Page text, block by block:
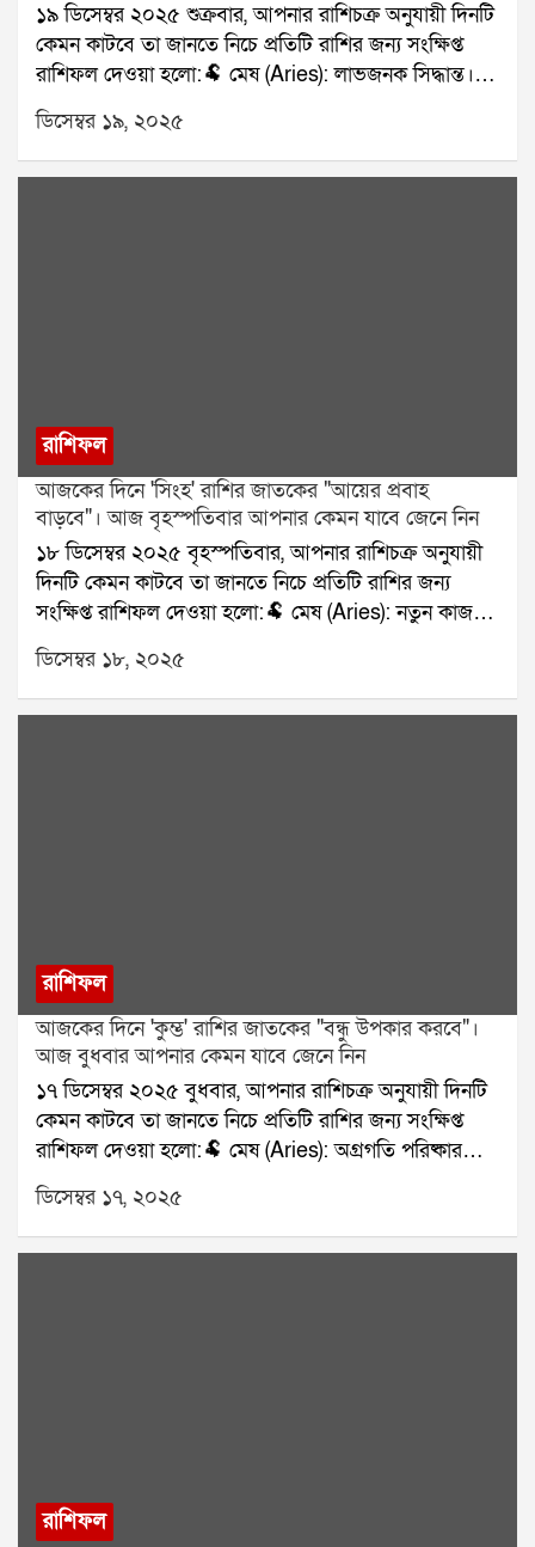
১৯ ডিসেম্বর ২০২৫ শুক্রবার, আপনার রাশিচক্র অনুযায়ী দিনটি
কেমন কাটবে তা জানতে নিচে প্রতিটি রাশির জন্য সংক্ষিপ্ত
রাশিফল দেওয়া হলো:🐏 মেষ (Aries): লাভজনক সিদ্ধান্ত।🐂
বৃষ (Taurus): পরিবারের মেলামেশা।👥 মিথুন (Gemini):
ব্যস্ততা বাড়বে।🦀 কর্কট (Cancer): মানসিক বিশ্রাম নিন।🦁
সিংহ (Leo): বাড়তি আয়।🌾 কন্যা (Virgo): সম্পর্ক খুশির।⚖️
ডিসেম্বর ১৯, ২০২৫
রাশিফল
আজকের দিনে 'সিংহ' রাশির জাতকের "আয়ের প্রবাহ
বাড়বে"। আজ বৃহস্পতিবার আপনার কেমন যাবে জেনে নিন
১৮ ডিসেম্বর ২০২৫ বৃহস্পতিবার, আপনার রাশিচক্র অনুযায়ী
দিনটি কেমন কাটবে তা জানতে নিচে প্রতিটি রাশির জন্য
সংক্ষিপ্ত রাশিফল দেওয়া হলো:🐏 মেষ (Aries): নতুন কাজ
শুরু।🐂 বৃষ (Taurus): পরিবারে সুখবর।👥 মিথুন
(Gemini): মিটিং শুভ।🦀 কর্কট (Cancer): স্বাস্থ্যে নজর দিন।
🦁 সিংহ (Leo): আয়ের প্রবাহ বাড়বে।🌾 কন্যা (Virgo): প্রেম
ডিসেম্বর ১৮, ২০২৫
রাশিফল
আজকের দিনে 'কুম্ভ' রাশির জাতকের "বন্ধু উপকার করবে"।
আজ বুধবার আপনার কেমন যাবে জেনে নিন
১৭ ডিসেম্বর ২০২৫ বুধবার, আপনার রাশিচক্র অনুযায়ী দিনটি
কেমন কাটবে তা জানতে নিচে প্রতিটি রাশির জন্য সংক্ষিপ্ত
রাশিফল দেওয়া হলো:🐏 মেষ (Aries): অগ্রগতি পরিষ্কার
হবে।🐂 বৃষ (Taurus): পরিবারের সঙ্গে ভালো সময়।👥
মিথুন (Gemini): সিদ্ধান্ত নিতে হবে।🦀 কর্কট (Cancer):
রোগ প্রতিরোধে সতর্কতা।🦁 সিংহ (Leo): অর্থপ্রাপ্তি।🌾 কন্যা
ডিসেম্বর ১৭, ২০২৫
রাশিফল